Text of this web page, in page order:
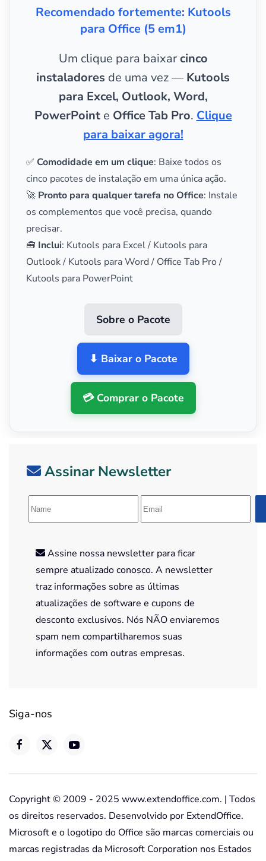
Recomendado fortemente: Kutools
para Office (5 em1)
Um clique para baixarcinco
instaladores de uma vez — Kutools
para Excel, Outlook, Word,
PowerPointe Office Tab Pro. Clique
para baixar agora!
✅ Comodidade em um clique: Baixe todos os
cinco pacotes de instalação em uma única ação.
🚀 Pronto para qualquer tarefa no Office: Instale
os complementos que você precisa, quando
precisar.
🧰 Inclui: Kutools para Excel / Kutools para
Outlook / Kutools para Word / Office Tab Pro /
Kutools para PowerPoint
Sobre o Pacote
⬇ Baixar o Pacote
💳 Comprar o Pacote
Assinar Newsletter
Assine nossa newsletter para ficar
sempre atualizado conosco. A newsletter
traz informações sobre as últimas
atualizações de software e cupons de
desconto exclusivos. Nós NÃO enviaremos
spam nem compartilharemos suas
informações com outras empresas.
Siga-nos
Copyright © 2009 - 2025 www.extendoffice.com. | Todos
os direitos reservados. Desenvolvido por ExtendOffice.
Microsoft e o logotipo do Office são marcas comerciais ou
marcas registradas da Microsoft Corporation nos Estados